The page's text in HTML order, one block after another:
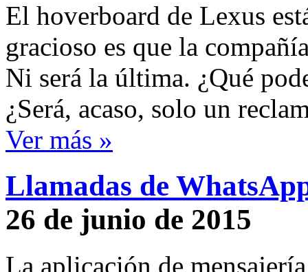
El hoverboard de Lexus
gracioso es que la
Ni será la última. ¿Qué
¿Será, acaso, solo un
Ver más »
Llamadas de
26 de junio de 2015
La aplicación de